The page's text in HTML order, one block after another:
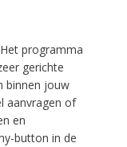
programma
gerichte
binnen jouw
aanvragen of
en
button in de